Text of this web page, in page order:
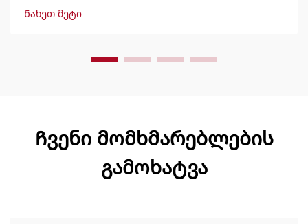
მსოფლიოში ნდობით გამოიყენება გამძლეობის,
მარტივად მართვის და მინიმალური შესვენების გამო.
Ნახეთ მეტი
Ჩვენი მომხმარებლების
გამოხატვა